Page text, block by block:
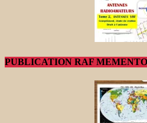
PUBLICATION RAF